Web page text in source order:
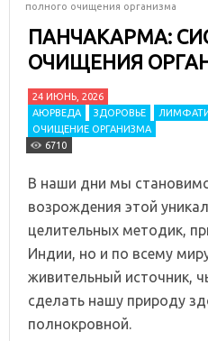
полного очищения организма
ПАНЧАКАРМА:
ОЧИЩЕНИЯ
24 ИЮНЬ, 2026
АЮРВЕДА
ЗДОРОВЬЕ
ОЧИЩЕНИЕ ОРГАНИЗМА
6710
В наши дни мы
возрождения этой
целительных методик,
Индии, но и по всему
живительный источник,
сделать нашу природу
полнокровной.